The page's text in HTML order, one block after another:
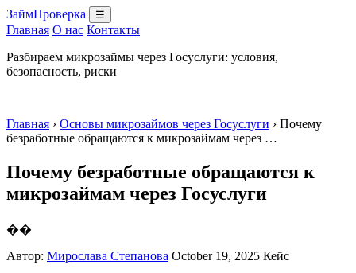
ЗаймПроверка ☰
Главная О нас Контакты
Разбираем микрозаймы через Госуслуги: условия,
безопасность, риски
Главная › Основы микрозаймов через Госуслуги › Почему
безработные обращаются к микрозаймам через …
Почему безработные обращаются к
микрозаймам через Госуслуги
��
Автор: Мирослава Степанова October 19, 2025 Кейс